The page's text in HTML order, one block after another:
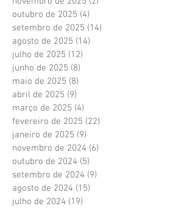
outubro de 2025 (4)
setembro de 2025 (14)
agosto de 2025 (14)
julho de 2025 (12)
junho de 2025 (8)
maio de 2025 (8)
abril de 2025 (9)
março de 2025 (4)
fevereiro de 2025 (22)
janeiro de 2025 (9)
novembro de 2024 (6)
outubro de 2024 (5)
setembro de 2024 (9)
agosto de 2024 (15)
julho de 2024 (19)